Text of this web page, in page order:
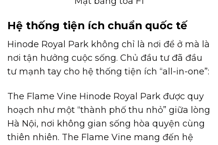
Hệ thống tiện ích chuẩn quốc tế
Hinode Royal Park không chỉ là nơi để ở mà là
nơi tận hưởng cuộc sống. Chủ đầu tư đã đầu
tư mạnh tay cho hệ thống tiện ích “all-in-one”:
The Flame Vine Hinode Royal Park được quy
hoạch như một “thành phố thu nhỏ” giữa lòng
Hà Nội, nơi không gian sống hòa quyện cùng
thiên nhiên. The Flame Vine mang đến hệ